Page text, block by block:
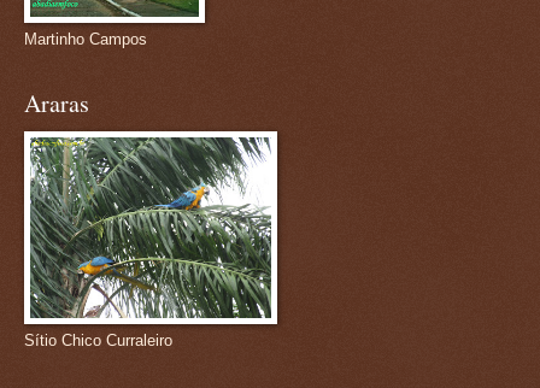
Martinho Campos
Araras
Sítio Chico Curraleiro